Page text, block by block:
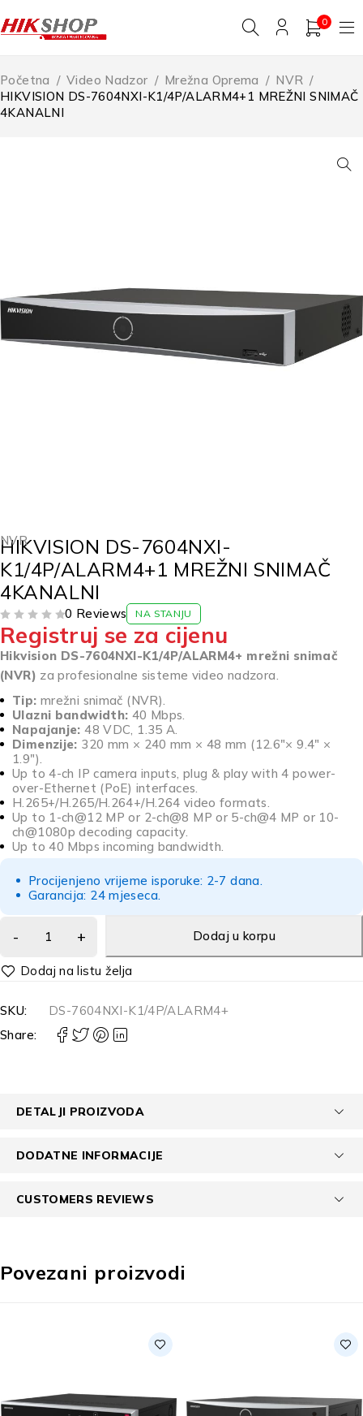
0
Početna / Video Nadzor / Mrežna Oprema / NVR /
HIKVISION DS-7604NXI-K1/4P/ALARM4+1 MREŽNI SNIMAČ
4KANALNI
NVR
HIKVISION DS-7604NXI-
K1/4P/ALARM4+1 MREŽNI SNIMAČ
4KANALNI
0 Reviews NA STANJU
Registruj se za cijenu
Hikvision DS-7604NXI-K1/4P/ALARM4+ mrežni snimač
(NVR) za profesionalne sisteme video nadzora.
Tip: mrežni snimač (NVR).
Ulazni bandwidth: 40 Mbps.
Napajanje: 48 VDC, 1.35 A.
Dimenzije: 320 mm × 240 mm × 48 mm (12.6″× 9.4″ ×
1.9″).
Up to 4-ch IP camera inputs, plug & play with 4 power-
over-Ethernet (PoE) interfaces.
H.265+/H.265/H.264+/H.264 video formats.
Up to 1-ch@12 MP or 2-ch@8 MP or 5-ch@4 MP or 10-
ch@1080p decoding capacity.
Up to 40 Mbps incoming bandwidth.
Procijenjeno vrijeme isporuke: 2-7 dana.
Garancija: 24 mjeseca.
Dodaj u korpu
Alternative:
SKU:
DS-7604NXI-K1/4P/ALARM4+
Share:
DETALJI PROIZVODA
DODATNE INFORMACIJE
CUSTOMERS REVIEWS
Povezani proizvodi